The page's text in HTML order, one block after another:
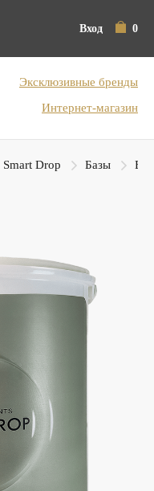
Вход 0
Эксклюзивные бренды
Интернет-магазин
Smart Drop Базы